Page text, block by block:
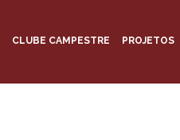
CLUBE CAMPESTRE PROJETOS